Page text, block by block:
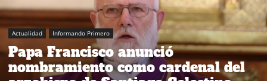
Actualidad Informando Primero
Papa Francisco anunció
nombramiento como cardenal del